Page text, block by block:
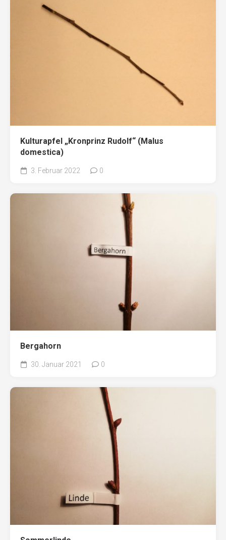
Kulturapfel „Kronprinz Rudolf“ (Malus
domestica)
3. Februar 2022 0
Bergahorn
30. Januar 2021 0